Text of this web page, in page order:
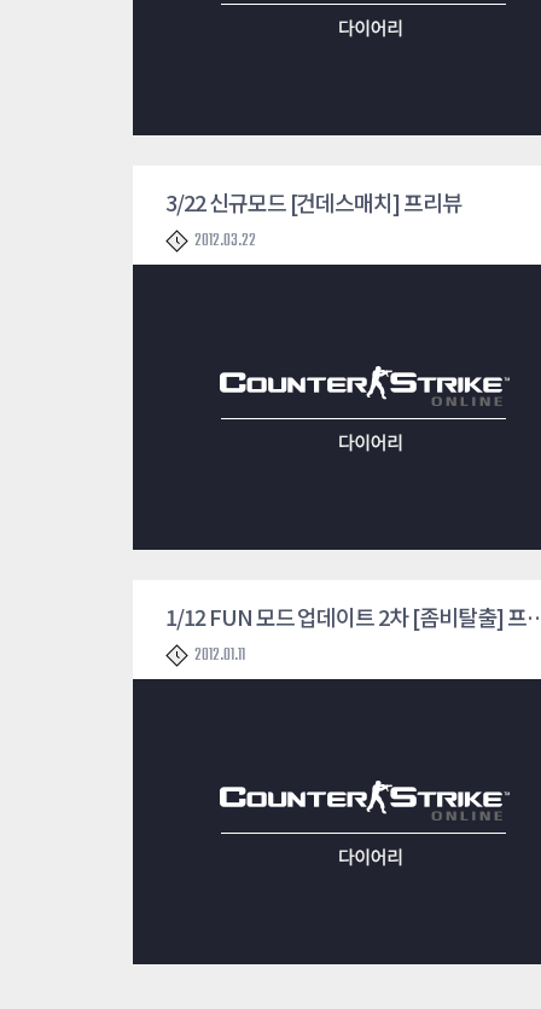
3/22 신규모드 [건데스매치] 프리뷰
2012.03.22
1/12 FUN 모드 업데
2012.01.11